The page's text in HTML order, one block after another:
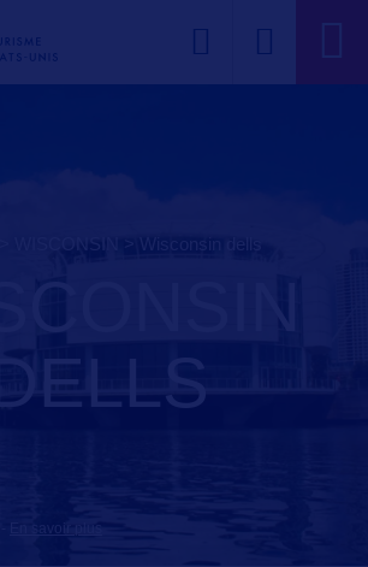
DELLS
En savoir plus